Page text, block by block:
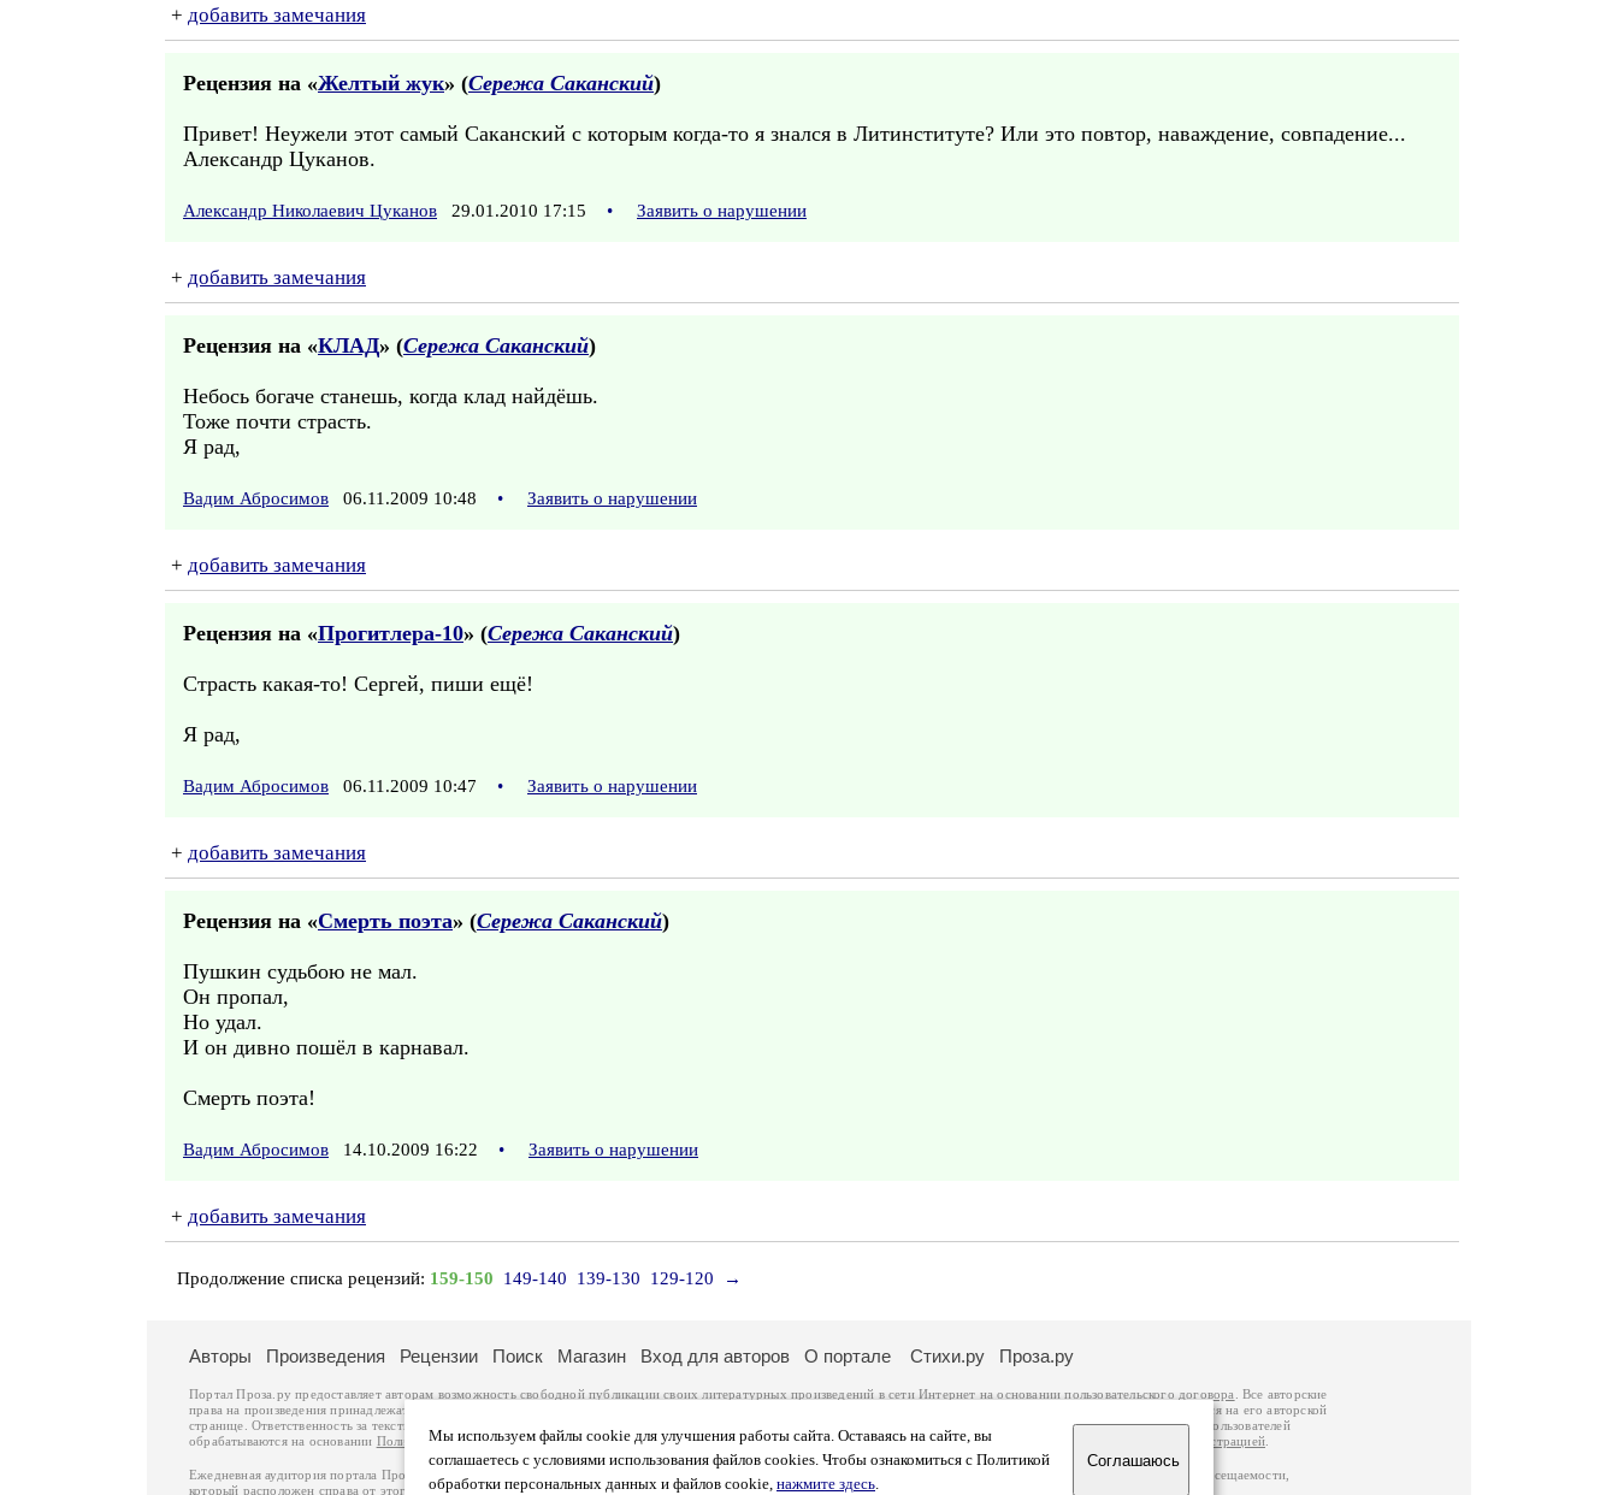
+ добавить замечания
Рецензия на «Желтый жук» (Сережа Саканский)
Привет! Неужели этот самый Саканский с которым когда-то я знался в Литинституте? Или это повтор, наваждение, совпадение...
Александр Цуканов.
Александр Николаевич Цуканов 29.01.2010 17:15 • Заявить о нарушении
+ добавить замечания
Рецензия на «КЛАД» (Сережа Саканский)
Небось богаче станешь, когда клад найдёшь.
Тоже почти страсть.
Я рад,
Вадим Абросимов 06.11.2009 10:48 • Заявить о нарушении
+ добавить замечания
Рецензия на «Прогитлера-10» (Сережа Саканский)
Страсть какая-то! Сергей, пиши ещё!
Я рад,
Вадим Абросимов 06.11.2009 10:47 • Заявить о нарушении
+ добавить замечания
Рецензия на «Смерть поэта» (Сережа Саканский)
Пушкин судьбою не мал.
Он пропал,
Но удал.
И он дивно пошёл в карнавал.
Смерть поэта!
Вадим Абросимов 14.10.2009 16:22 • Заявить о нарушении
+ добавить замечания
Продолжение списка рецензий: 159-150 149-140 139-130 129-120 →
Мы используем файлы cookie для улучшения работы сайта. Оставаясь на сайте, вы
соглашаетесь с условиями использования файлов cookies. Чтобы ознакомиться с Политикой
обработки персональных данных и файлов cookie, нажмите здесь.
Соглашаюсь
Авторы Произведения Рецензии Поиск Магазин Вход для авторов О портале Стихи.ру Проза.ру
Портал Проза.ру предоставляет авторам возможность свободной публикации своих литературных произведений в сети Интернет на основаниипользовательского договора
. Все авторские
права на произведения принадлежат авторам и охраняются
. Перепечатка произведений возможна только с согласия его автора, к которому вы можете обратиться на его авторской
странице. Ответственность за тексты произведений авторы несут самостоятельно на основании
законодательства Российской Федерации. Данные пользователей
обрабатываются на основании Политики обработки персональных данных. Вы также можете посмотреть более подробнуюинформацию о портале связаться с администрацией
Ежедневная аудитория портала Проза.ру – порядка 100 тысяч посетителей, которые в общей сумме просматривают более полумиллиона страниц по данным счетчика посещаемости,
который расположен справа от этого текста. В каждой графе указано по две цифры: количество просмотров и количество посетителей.